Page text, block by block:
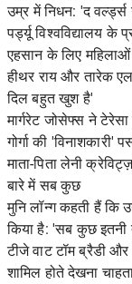
उम्र में निधन: 'द
पर्ड्यू विश्वविद्यालय
एहसान के लिए महिलाओं
हीथर राय और तारेक एल
दिल बहुत खुश है'
मार्गरेट जोसेफ्स ने
गोर्गा की 'विनाशकारी'
माता-पिता लेनी
बारे में सब कुछ
मुनि लॉन्ग कहती हैं कि
किया है: 'सब कुछ इतनी
टीजे वाट टॉम ब्रैडी
शामिल होते देखना